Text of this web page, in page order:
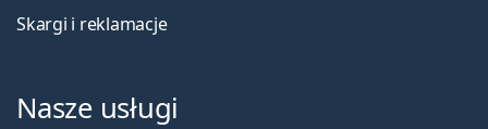
Skargi i reklamacje
Nasze usługi